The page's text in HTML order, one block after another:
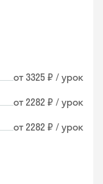
от 3325 ₽ / урок
от 2282 ₽ / урок
от 2282 ₽ / урок